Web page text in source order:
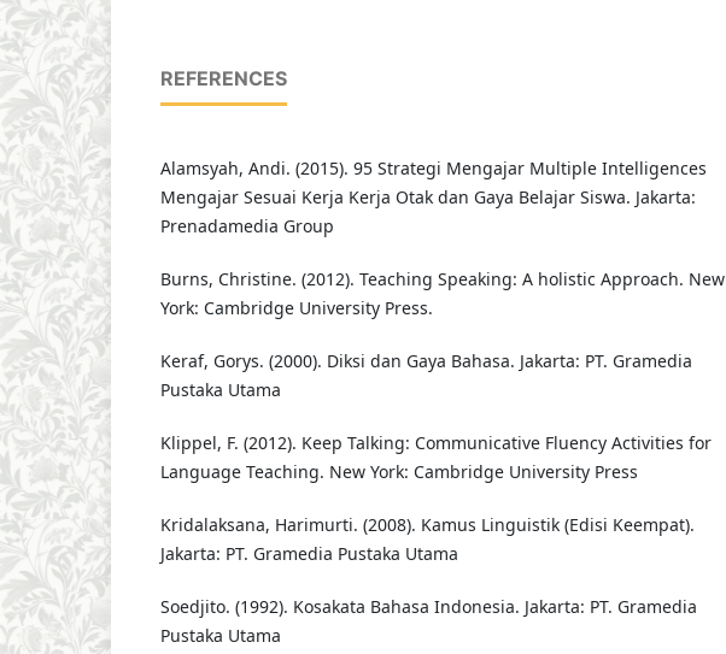
REFERENCES
Alamsyah, Andi. (2015). 95 Strategi Mengajar Multiple Intelligences
Mengajar Sesuai Kerja Kerja Otak dan Gaya Belajar Siswa. Jakarta:
Prenadamedia Group
Burns, Christine. (2012). Teaching Speaking: A holistic Approach. New
York: Cambridge University Press.
Keraf, Gorys. (2000). Diksi dan Gaya Bahasa. Jakarta: PT. Gramedia
Pustaka Utama
Klippel, F. (2012). Keep Talking: Communicative Fluency Activities for
Language Teaching. New York: Cambridge University Press
Kridalaksana, Harimurti. (2008). Kamus Linguistik (Edisi Keempat).
Jakarta: PT. Gramedia Pustaka Utama
Soedjito. (1992). Kosakata Bahasa Indonesia. Jakarta: PT. Gramedia
Pustaka Utama